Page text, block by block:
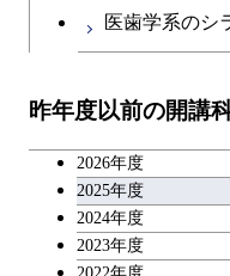
医歯学系のシ
昨年度以前の開講
2026年度
2025年度
2024年度
2023年度